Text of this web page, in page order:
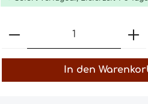
Produkt Anzahl:
In den